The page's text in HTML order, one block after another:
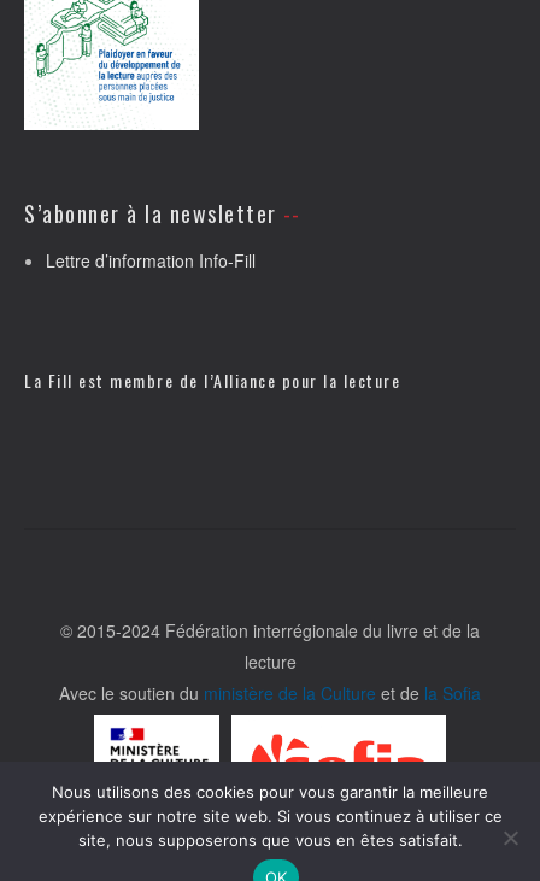
S’abonner à la newsletter
Lettre d’information Info-Fill
La Fill est membre de l’Alliance pour la lecture
© 2015-2024 Fédération interrégionale du livre et de la
lecture
Avec le soutien du ministère de la Culture et de la Sofia
Nous utilisons des cookies pour vous garantir la meilleure
expérience sur notre site web. Si vous continuez à utiliser ce
site, nous supposerons que vous en êtes satisfait.
OK